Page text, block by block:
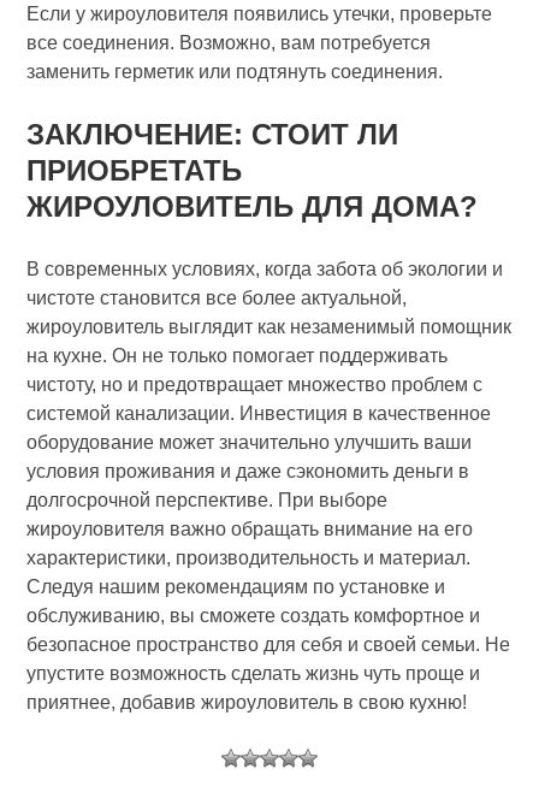
Если у жироуловителя появились утечки, проверьте
все соединения. Возможно, вам потребуется
заменить герметик или подтянуть соединения.
ЗАКЛЮЧЕНИЕ: СТОИТ ЛИ
ПРИОБРЕТАТЬ
ЖИРОУЛОВИТЕЛЬ ДЛЯ ДОМА?
В современных условиях, когда забота об экологии и
чистоте становится все более актуальной,
жироуловитель выглядит как незаменимый помощник
на кухне. Он не только помогает поддерживать
чистоту, но и предотвращает множество проблем с
системой канализации. Инвестиция в качественное
оборудование может значительно улучшить ваши
условия проживания и даже сэкономить деньги в
долгосрочной перспективе. При выборе
жироуловителя важно обращать внимание на его
характеристики, производительность и материал.
Следуя нашим рекомендациям по установке и
обслуживанию, вы сможете создать комфортное и
безопасное пространство для себя и своей семьи. Не
упустите возможность сделать жизнь чуть проще и
приятнее, добавив жироуловитель в свою кухню!